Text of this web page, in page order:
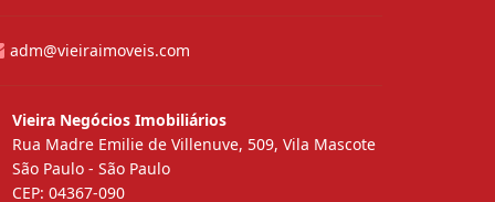
adm@vieiraimoveis.com
Vieira Negócios Imobiliários
Rua Madre Emilie de Villenuve, 509, Vila Mascote
São Paulo - São Paulo
CEP: 04367-090